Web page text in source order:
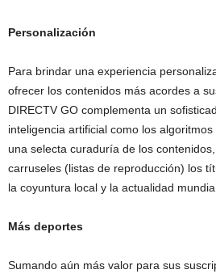
Personalización
Para brindar una experiencia
ofrecer los contenidos más acordes a
DIRECTV GO complementa un
inteligencia artificial como los
una selecta curaduría de los
carruseles (listas de reproducción) los
la coyuntura local y la actualidad
Más deportes
Sumando aún más valor para sus